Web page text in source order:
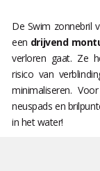
De Swim zonnebril
een drijvend
verloren gaat. Ze
risico van
minimaliseren.
neuspads en
in het water!